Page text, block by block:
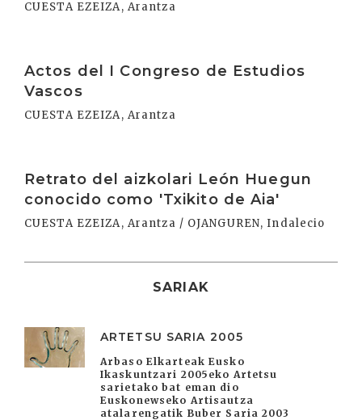
CUESTA EZEIZA, Arantza
Actos del I Congreso de Estudios
Vascos
CUESTA EZEIZA, Arantza
Retrato del aizkolari León Huegun
conocido como 'Txikito de Aia'
CUESTA EZEIZA, Arantza / OJANGUREN, Indalecio
SARIAK
ARTETSU SARIA 2005
Arbaso Elkarteak Eusko
Ikaskuntzari 2005eko Artetsu
sarietako bat eman dio
Euskonewseko Artisautza
atalarengatik Buber Saria 2003